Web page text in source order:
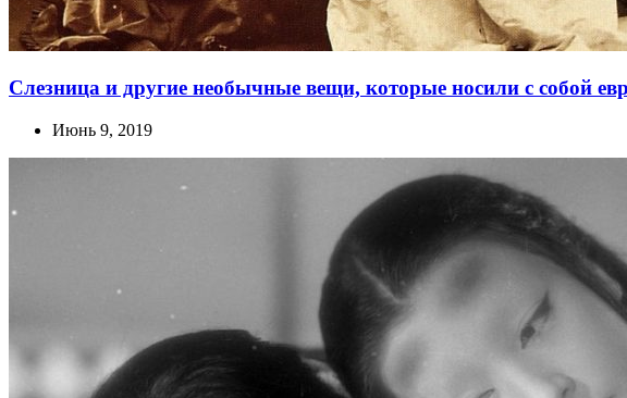
Слезница и другие необычные вещи, которые носили с собой
Июнь 9, 2019